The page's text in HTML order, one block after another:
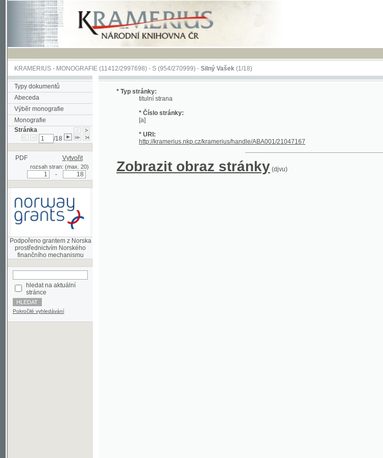
KRAMERIUS-MONOGRAFIE(11412/2997698) -S (954/270999)-Silný Vašek(1/18)
Typy dokumentů
Abeceda
Výběr monografie
Monografie
Stránka
/18
PDF Vytvořit
rozsah stran: (max. 20)
Podpořeno grantem z Norska
prostřednictvím Norského
hledat na aktuální
stránce
Pokročilé vyhledávání
* Typ stránky:
titulní strana
* Číslo stránky:
* URI:
Zobrazit obraz stránky(djvu)